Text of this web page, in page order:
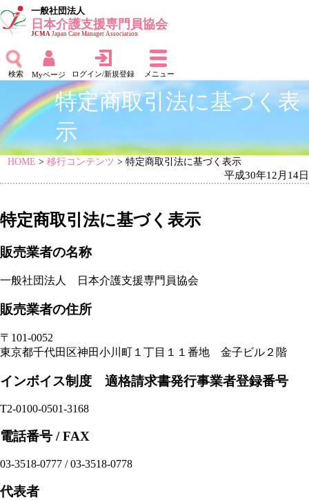
一般社団法人
日本介護支援専門員協会
JCMAJapan Care Manager Association
検索 Myページ ログイン/新規登録 メニュー
特定商取引法に基づく表
示
HOME >移行コンテンツ > 特定商取引法に基づく表示
平成30年12月14日
特定商取引法に基づく表示
販売業者の名称
一般社団法人 日本介護支援専門員協会
販売業者の住所
〒101-0052
東京都千代田区神田小川町１丁目１１番地 金子ビル２階
インボイス制度 適格請求書発行事業者登録番号
T2-0100-0501-3168
電話番号 / FAX
03-3518-0777 / 03-3518-0778
代表者